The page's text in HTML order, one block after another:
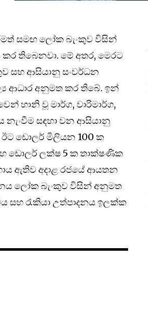
සමඟ ලෝක බැංකුව විසින්
තිබෙනවා. මේ අතර, මෙරට
සහ ආසියානු සංවර්ධන
ආධාර අනුමත කර තිබේ. ඉන්
හානි වූ මාර්ග, වාරිමාර්ග,
සඳහා වන ආසියානු
ඊට ඩොලර් මිලියන 100 ක
ඩොලර් ලක්ෂ 5 ක තාක්ෂණික
ඇතිව අදාළ රජයේ ආයතන
ලෝක බැංකුව විසින් අනුමත
සහ රැකියා උත්පාදනය ඉලක්ක